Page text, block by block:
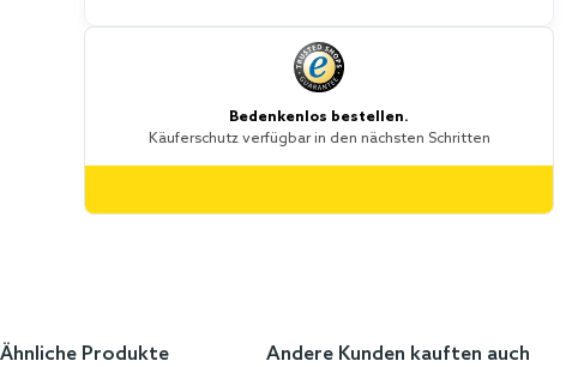
Ähnliche Produkte Andere Kunden kauften auch